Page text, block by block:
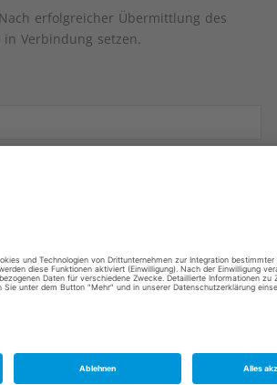
erfolgreicher Übermittlung des
Verbindung setzen.